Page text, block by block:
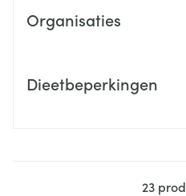
Organisaties
Dieetbeperkingen
23